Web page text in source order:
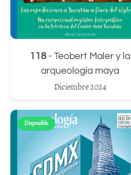
118 - Teobert Maler y la
arqueología maya
Diciembre 2024
Disponible